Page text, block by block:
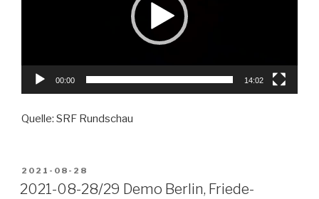
00:00 14:02
Quelle: SRF Rundschau
VERÖFFENTLICHT
AM
2021-08-28
2021-08-28/29 Demo Berlin, Friede-